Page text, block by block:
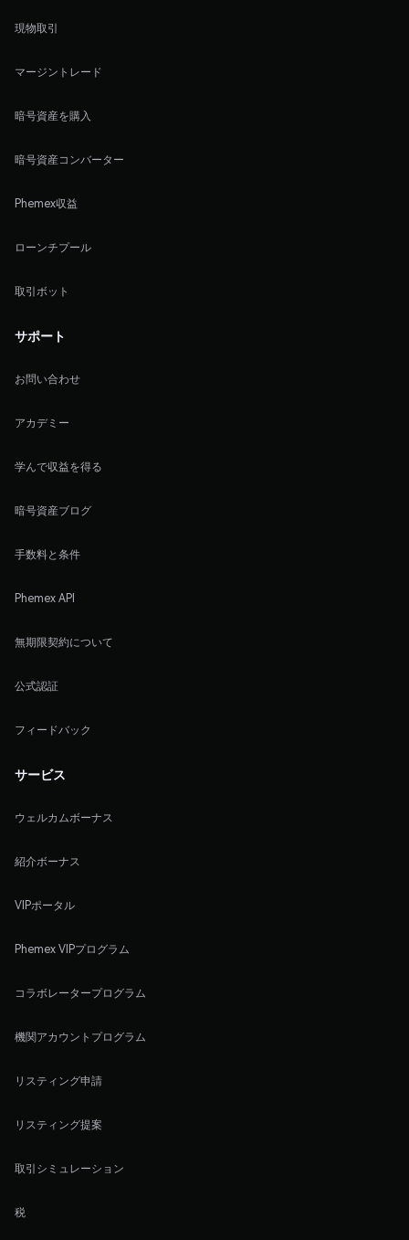
現物取引
マージントレード
暗号資産を購入
暗号資産コンバーター
Phemex収益
ローンチプール
取引ボット
サポート
お問い合わせ
アカデミー
学んで収益を得る
暗号資産ブログ
手数料と条件
Phemex API
無期限契約について
公式認証
フィードバック
サービス
ウェルカムボーナス
紹介ボーナス
VIPポータル
Phemex VIPプログラム
コラボレータープログラム
機関アカウントプログラム
リスティング申請
リスティング提案
取引シミュレーション
税